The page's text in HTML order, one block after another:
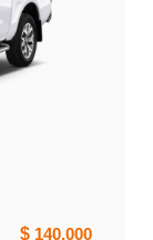
$ 140.000